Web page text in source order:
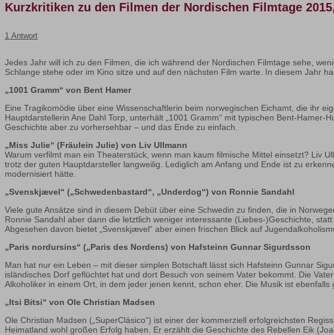
Kurzkritiken zu den Filmen der Nordischen Filmtage
1 Antwort
Jedes Jahr will ich zu den Filmen, die ich während der Nordischen Filmtage sehe,
Schlange stehe oder im Kino sitze und auf den nächsten Film warte. In diesem Jahr
„1001 Gramm“ von Bent Hamer
Eine Tragikomödie über eine Wissenschaftlerin beim norwegischen Eichamt, die ihr
Hauptdarstellerin Ane Dahl Torp, unterhält „1001 Gramm“ mit typischen Bent-
Geschichte aber zu vorhersehbar – und das Ende zu einfach.
„Miss Julie“ (Fräulein Julie) von Liv Ullmann
Warum verfilmt man ein Theaterstück, wenn man kaum filmische Mittel einsetzt? Liv
trotz der guten Hauptdarsteller langweilig. Lediglich am Anfang und Ende ist zu
modernisiert hätte.
„Svenskjævel“ („Schwedenbastard“, „Underdog“) von Ronnie Sandahl
Viele gute Ansätze sind in diesem Debüt über eine Schwedin zu finden, die in
Ronnie Sandahl aber dann die letztlich weniger interessante (Liebes-)Geschichte,
Abgesehen davon bietet „Svenskjævel“ aber einen frischen Blick auf
„Paris nordursins“ („Paris des Nordens) von Hafsteinn Gunnar Sigurdsson
Man hat nur ein Leben – mit dieser simplen Botschaft lässt sich Hafsteinn Gunnar
isländisches Dorf geflüchtet hat und dort Besuch von seinem Vater bekommt. Die
Alkoholiker in einem Ort, in dem jeder jenen kennt, schon eher. Die Musik ist
„Itsi Bitsi“ von Ole Christian Madsen
Ole Christian Madsen („SuperClásico“) ist einer der kommerziell erfolgreichsten
Heimatland wohl großen Erfolg haben. Er erzählt die Geschichte des Rebellen Eik